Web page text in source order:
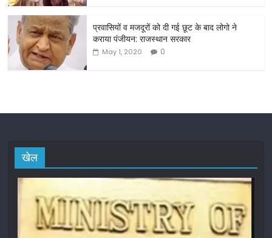
प्रवासियों व मजदूरों को दी गई छूट के बाद लोगो ने
कराया पंजीयन: राजस्थान सरकार
May 1, 2020 0
खेल